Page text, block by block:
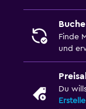
Finde
und
Du